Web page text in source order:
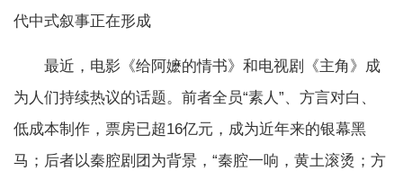
代中式叙事正在形成
最近，电影《给阿嬷的情书》和电视剧《主角》成
为人们持续热议的话题。前者全员“素人”、方言对白、
低成本制作，票房已超16亿元，成为近年来的银幕黑
马；后者以秦腔剧团为背景，“秦腔一响，黄土滚烫；方